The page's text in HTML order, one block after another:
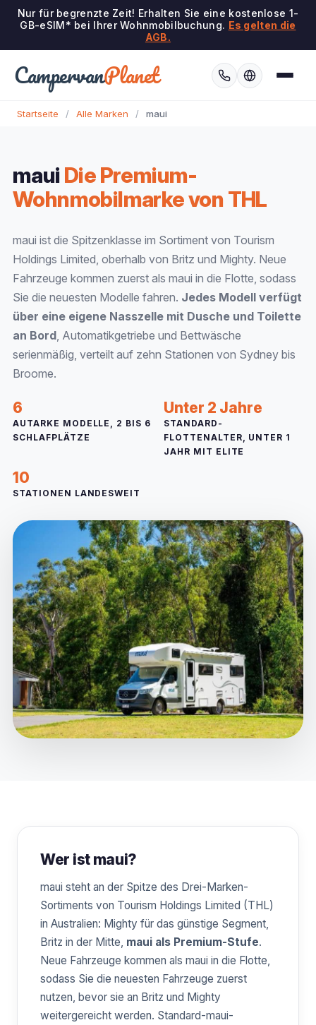
Nur für begrenzte Zeit! Erhalten Sie eine kostenlose 1-
GB-eSIM* bei Ihrer Wohnmobilbuchung. Es gelten die
AGB.
CampervanPlanet
Startseite / Alle Marken / maui
mauiDie Premium-
Wohnmobilmarke von THL
maui ist die Spitzenklasse im Sortiment von Tourism
Holdings Limited, oberhalb von Britz und Mighty. Neue
Fahrzeuge kommen zuerst als maui in die Flotte, sodass
Sie die neuesten Modelle fahren. Jedes Modell verfügt
über eine eigene Nasszelle mit Dusche und Toilette
an Bord, Automatikgetriebe und Bettwäsche
serienmäßig, verteilt auf zehn Stationen von Sydney bis
Broome.
6
AUTARKE MODELLE, 2 BIS 6
SCHLAFPLÄTZE
Unter 2 Jahre
STANDARD-
FLOTTENALTER, UNTER 1
JAHR MIT ELITE
10
STATIONEN LANDESWEIT
Wer ist maui?
maui steht an der Spitze des Drei-Marken-
Sortiments von Tourism Holdings Limited (THL)
in Australien: Mighty für das günstige Segment,
Britz in der Mitte, maui als Premium-Stufe.
Neue Fahrzeuge kommen als maui in die Flotte,
sodass Sie die neuesten Fahrzeuge zuerst
nutzen, bevor sie an Britz und Mighty
weitergereicht werden. Standard-maui-